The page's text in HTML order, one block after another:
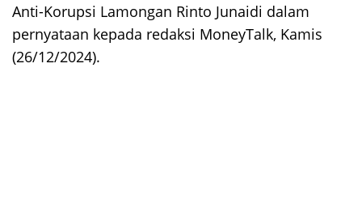
Anti-Korupsi Lamongan Rinto Junaidi dalam
pernyataan kepada redaksi MoneyTalk, Kamis
(26/12/2024).